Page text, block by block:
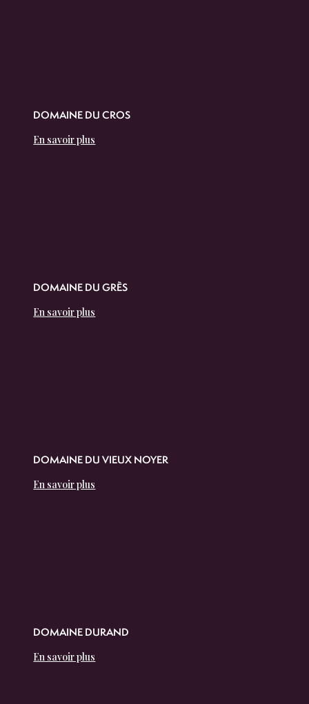
DOMAINE DU CROS
En savoir plus
DOMAINE DU GRÈS
En savoir plus
DOMAINE DU VIEUX NOYER
En savoir plus
DOMAINE DURAND
En savoir plus